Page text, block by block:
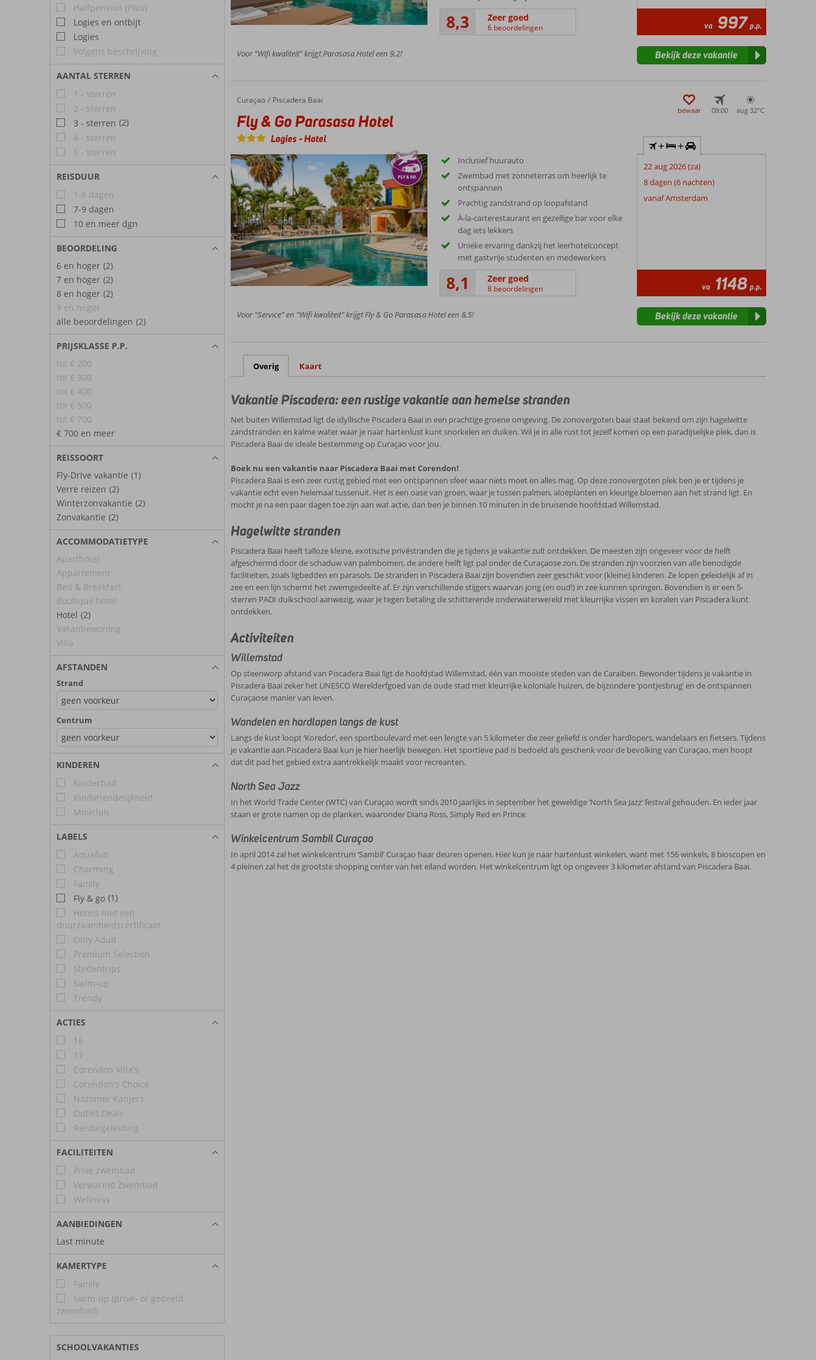
Halfpension (Plus)
Logies en ontbijt
Logies
Volgens beschrijving
AANTAL STERREN
1 - sterren
2 - sterren
3 - sterren (2)
4 - sterren
5 - sterren
REISDUUR
1-6 dagen
7-9 dagen
10 en meer dgn
BEOORDELING
6 en hoger (2)
7 en hoger (2)
8 en hoger (2)
9 en hoger
alle beoordelingen (2)
PRIJSKLASSE P.P.
tot € 200
tot € 300
tot € 400
tot € 500
tot € 700
€ 700 en meer
REISSOORT
Fly-Drive vakantie (1)
Verre reizen (2)
Winterzonvakantie (2)
Zonvakantie (2)
ACCOMMODATIETYPE
Aparthotel
Appartement
Bed & Breakfast
Boutique hotel
Hotel (2)
Vakantiewoning
Villa
AFSTANDEN
Strand
Centrum
KINDEREN
Kinderbad
Kindvriendelijkheid
Miniclub
LABELS
Aquafun
Charming
Family
Fly & go (1)
Hotels met een
duurzaamheidscertificaat
Only Adult
Premium Selection
Stedentrips
Swim-up
Trendy
ACTIES
16
17
Corendon Villa's
Corendon's Choice
Nazomer Kanjers
Outlet Deals
Reisbegeleiding
FACILITEITEN
Privé zwembad
Verwarmd Zwembad
Wellness
AANBIEDINGEN
Last minute
KAMERTYPE
Family
Swim-up (privé- of gedeeld
zwembad)
SCHOOLVAKANTIES
8,3 Zeer goed
6 beoordelingen va 997 p.p.
Voor “Wifi kwaliteit” krijgt Parasasa Hotel een 9,2! Bekijk deze vakantie
Home
Curaçao Piscadera Baai
Fly & Go Parasasa Hotel
Fly & Go Parasasa Hotel
Logies-Hotel
bewaar 09:00 aug 32°C
Inclusief huurauto
Zwembad met zonneterras om heerlijk te
ontspannen
Prachtig zandstrand op loopafstand
À-la-carterestaurant en gezellige bar voor elke
dag iets lekkers
Unieke ervaring dankzij het leerhotelconcept
met gastvrije studenten en medewerkers
8,1 Zeer goed
8 beoordelingen
+ +
22 aug 2026 (za)
8 dagen (6 nachten)
vanaf Amsterdam
va 1148 p.p.
Voor “Service” en “Wifi kwaliteit” krijgt Fly & Go Parasasa Hotel een 8,5! Bekijk deze vakantie
Overig Kaart
Vakantie Piscadera: een rustige vakantie aan hemelse stranden
Net buiten Willemstad ligt de idyllische Piscadera Baai in een prachtige groene omgeving. De zonovergoten baai staat bekend om zijn hagelwitte
zandstranden en kalme water waar je naar hartenlust kunt snorkelen en duiken. Wil je in alle rust tot jezelf komen op een paradijselijke plek, dan is
Piscadera Baai de ideale bestemming op Curaçao voor jou.
Boek nu een vakantie naar Piscadera Baai met Corendon!
Piscadera Baai is een zeer rustig gebied met een ontspannen sfeer waar niets moet en alles mag. Op deze zonovergoten plek ben je er tijdens je
vakantie echt even helemaal tussenuit. Het is een oase van groen, waar je tussen palmen, aloëplanten en kleurige bloemen aan het strand ligt. En
mocht je na een paar dagen toe zijn aan wat actie, dan ben je binnen 10 minuten in de bruisende hoofdstad Willemstad.
Hagelwitte stranden
Piscadera Baai heeft talloze kleine, exotische privéstranden die je tijdens je vakantie zult ontdekken. De meesten zijn ongeveer voor de helft
afgeschermd door de schaduw van palmbomen, de andere helft ligt pal onder de Curaçaose zon. De stranden zijn voorzien van alle benodigde
faciliteiten, zoals ligbedden en parasols. De stranden in Piscadera Baai zijn bovendien zeer geschikt voor (kleine) kinderen. Ze lopen geleidelijk af in
zee en een lijn schermt het zwemgedeelte af. Er zijn verschillende stijgers waarvan jong (en oud!) in zee kunnen springen. Bovendien is er een 5-
sterren PADI duikschool aanwezig, waar je tegen betaling de schitterende onderwaterwereld met kleurrijke vissen en koralen van Piscadera kunt
ontdekken.
Activiteiten
Willemstad
Op steenworp afstand van Piscadera Baai ligt de hoofdstad Willemstad, één van mooiste steden van de Caraïben. Bewonder tijdens je vakantie in
Piscadera Baai zeker het UNESCO Werelderfgoed van de oude stad met kleurrijke koloniale huizen, de bijzondere ‘pontjesbrug’ en de ontspannen
Curaçaose manier van leven.
Wandelen en hardlopen langs de kust
Langs de kust loopt ‘Koredor’, een sportboulevard met een lengte van 5 kilometer die zeer geliefd is onder hardlopers, wandelaars en fietsers. Tijdens
je vakantie aan Piscadera Baai kun je hier heerlijk bewegen. Het sportieve pad is bedoeld als geschenk voor de bevolking van Curaçao, men hoopt
dat dit pad het gebied extra aantrekkelijk maakt voor recreanten.
North Sea Jazz
In het World Trade Center (WTC) van Curaçao wordt sinds 2010 jaarlijks in september het geweldige ‘North Sea Jazz’ festival gehouden. En ieder jaar
staan er grote namen op de planken, waaronder Diana Ross, Simply Red en Prince.
Winkelcentrum Sambil Curaçao
In april 2014 zal het winkelcentrum ‘Sambil’ Curaçao haar deuren openen. Hier kun je naar hartenlust winkelen, want met 156 winkels, 8 bioscopen en
4 pleinen zal het de grootste shopping center van het eiland worden. Het winkelcentrum ligt op ongeveer 3 kilometer afstand van Piscadera Baai.